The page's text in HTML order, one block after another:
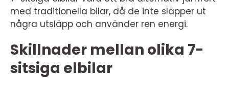
med traditionella bilar, då de inte släpper ut
några utsläpp och använder ren energi.
Skillnader mellan olika 7-
sitsiga elbilar